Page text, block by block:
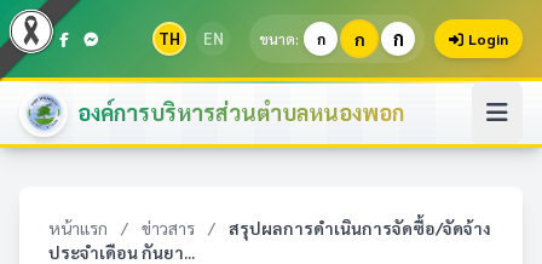
TH EN ขนาด: ก ก ก Login
องค์การบริหารส่วนตำบลหนองพอก
หน้าแรก / ข่าวสาร /
สรุปผลการดำเนินการจัดซื้อ/จัดจ้าง
ประจำเดือน กันยา...